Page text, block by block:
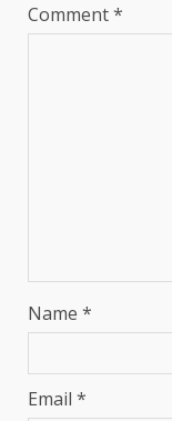
Comment*
Name *
Email *